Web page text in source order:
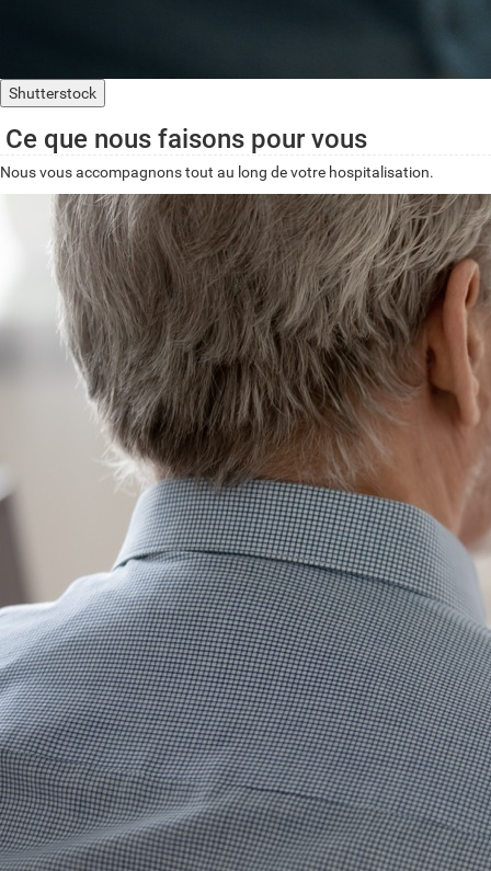
Shutterstock
Ce que nous faisons pour vous
Nous vous accompagnons tout au long de votre hospitalisation.